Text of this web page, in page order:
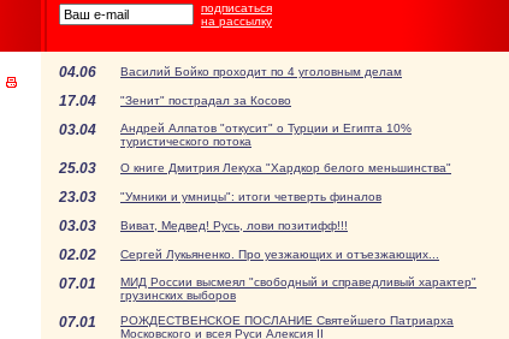
подписаться
на рассылку
04.06 Василий Бойко проходит по 4 уголовным делам
17.04 "Зенит" пострадал за Косово
03.04
Андрей Алпатов "откусит" о Турции и Египта 10%
туристического потока
25.03 О книге Дмитрия Лекуха "Хардкор белого меньшинства"
23.03 "Умники и умницы": итоги четверть финалов
03.03 Виват, Медвед! Русь, лови позитифф!!!
02.02 Сергей Лукьяненко. Про уезжающих и отъезжающих...
07.01
МИД России высмеял "свободный и справедливый характер"
грузинских выборов
07.01
РОЖДЕСТВЕНСКОЕ ПОСЛАНИЕ Святейшего Патриарха
Московского и всея Руси Алексия II